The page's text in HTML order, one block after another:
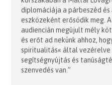
diplomáciája a párbeszéd
eszközeként erősödik meg.
audiencián megújult mély
és erőt ad nekünk ahhoz,
spiritualitás« által
segítségnyújtás és
szenvedés van.”